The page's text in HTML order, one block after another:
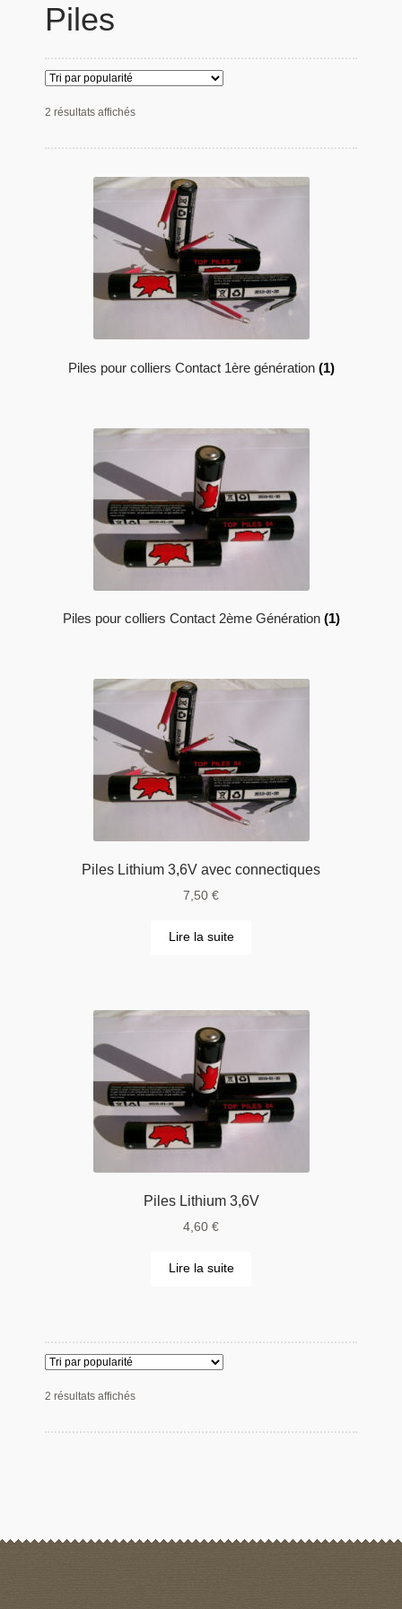
Produits populaires
Qui sommes-nous
Piles
2 résultats affichés
Piles pour colliers Contact 1ère génération (1)
Piles pour colliers Contact 2ème Génération (1)
Piles Lithium 3,6V avec connectiques
7,50 €
Lire la suite
Piles Lithium 3,6V
4,60 €
Lire la suite
2 résultats affichés